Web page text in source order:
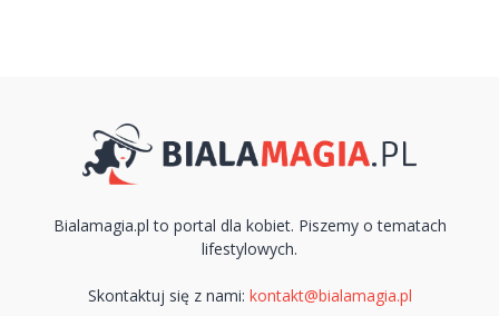
Bialamagia.pl to portal dla kobiet. Piszemy o tematach
lifestylowych.
Skontaktuj się z nami: kontakt@bialamagia.pl